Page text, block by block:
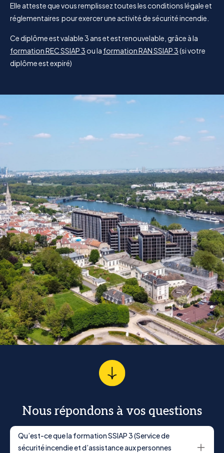
Elle atteste que vous remplissez toutes les conditions légale et
réglementaires pour exercer une activité de sécurité incendie.
Ce diplôme est valable 3 ans et est renouvelable, grâce à la
formation REC SSIAP 3 ou la formation RAN SSIAP 3(si votre
diplôme est expiré)
Nous répondons à vos questions
Qu’est-ce que la formation SSIAP 3 (Service de
sécurité incendie et d’assistance aux personnes